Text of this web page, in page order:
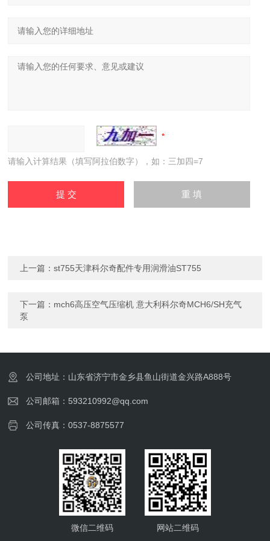
请输入计算结果（填写阿拉伯数字），如：三加四=7
上一篇：st755天津科尔奇配件专用润滑油ST755
下一篇： mch6高压空气压缩机 意大利科尔奇MCH6/SH充气
泵
公司地址：山东省济宁市金乡县鱼山街道金兴路A888号
公司邮箱：593210992@qq.com
公司传真：0537-8875577
微信二维码 网站二维码